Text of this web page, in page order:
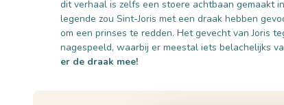
dit verhaal is zelfs een stoere achtbaan gemaakt
legende zou Sint-Joris met een draak hebben
om een prinses te redden. Het gevecht van Joris
nagespeeld, waarbij er meestal iets belachelijks
er de draak mee!